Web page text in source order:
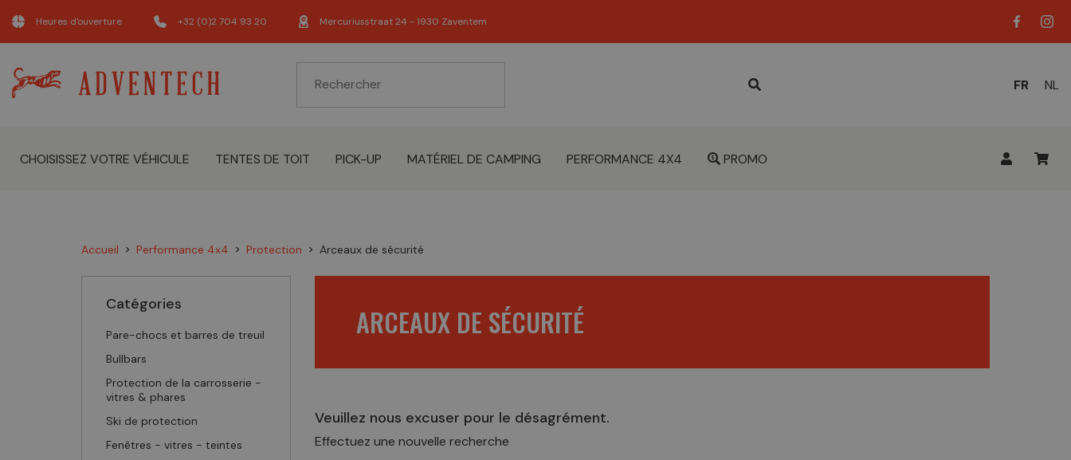
Heures d'ouverture +32 (0)2 704 93 20 Mercuriusstraat 24 - 1930 Zaventem
LANGUE
FR NL
CHOISISSEZ VOTRE VÉHICULE TENTES DE TOIT PICK-UP MATÉRIEL DE CAMPING PERFORMANCE 4X4 PROMO
Accueil chevron_right Performance 4x4 chevron_right Protection chevron_right Arceaux de sécurité
Catégories
Pare-chocs et barres de treuil
Bullbars
Protection de la carrosserie -
vitres & phares
Ski de protection
Fenêtres - vitres - teintes
ARCEAUX DE SÉCURITÉ
Veuillez nous excuser pour le désagrément.
Effectuez une nouvelle recherche